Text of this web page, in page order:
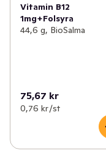
Vitamin B12
1mg+Folsyra
44,6 g, BioSalma
75,67 kr
0,76 kr /st